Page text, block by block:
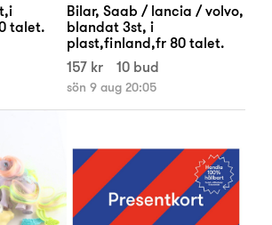
talet.
Bilar, Saab / lancia / volvo,
blandat 3st, i
plast,finland,fr 80 talet.
157 kr
10 bud
sön 9 aug 20:05